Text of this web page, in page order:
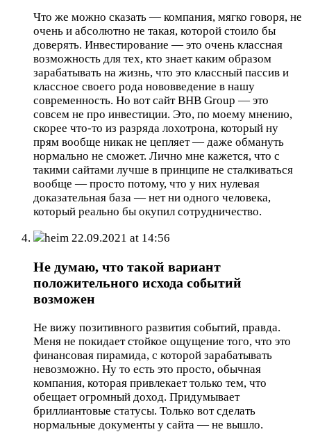
Что же можно сказать — компания, мягко говоря, не
очень и абсолютно не такая, которой стоило бы
доверять. Инвестирование — это очень классная
возможность для тех, кто знает каким образом
зарабатывать на жизнь, что это классный пассив и
классное своего рода нововведение в нашу
современность. Но вот сайт BHB Group — это
совсем не про инвестиции. Это, по моему мнению,
скорее что-то из разряда лохотрона, который ну
прям вообще никак не цепляет — даже обмануть
нормально не сможет. Лично мне кажется, что с
такими сайтами лучше в принципе не сталкиваться
вообще — просто потому, что у них нулевая
доказательная база — нет ни одного человека,
который реально бы окупил сотрудничество.
heim 22.09.2021 at 14:56
Не думаю, что такой вариант
положительного исхода событий
возможен
Не вижу позитивного развития событий, правда.
Меня не покидает стойкое ощущение того, что это
финансовая пирамида, с которой зарабатывать
невозможно. Ну то есть это просто, обычная
компания, которая привлекает только тем, что
обещает огромный доход. Придумывает
бриллиантовые статусы. Только вот сделать
нормальные документы у сайта — не вышло.